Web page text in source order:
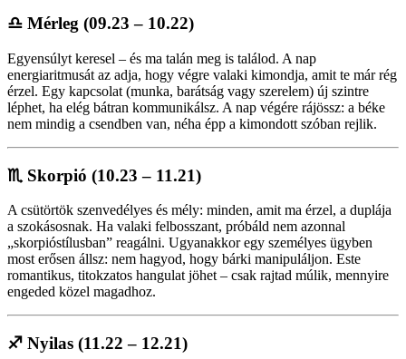
♎ Mérleg (09.23 – 10.22)
Egyensúlyt keresel – és ma talán meg is találod. A nap
energiaritmusát az adja, hogy végre valaki kimondja, amit te már rég
érzel. Egy kapcsolat (munka, barátság vagy szerelem) új szintre
léphet, ha elég bátran kommunikálsz. A nap végére rájössz: a béke
nem mindig a csendben van, néha épp a kimondott szóban rejlik.
♏ Skorpió (10.23 – 11.21)
A csütörtök szenvedélyes és mély: minden, amit ma érzel, a duplája
a szokásosnak. Ha valaki felbosszant, próbáld nem azonnal
„skorpióstílusban” reagálni. Ugyanakkor egy személyes ügyben
most erősen állsz: nem hagyod, hogy bárki manipuláljon. Este
romantikus, titokzatos hangulat jöhet – csak rajtad múlik, mennyire
engeded közel magadhoz.
♐ Nyilas (11.22 – 12.21)